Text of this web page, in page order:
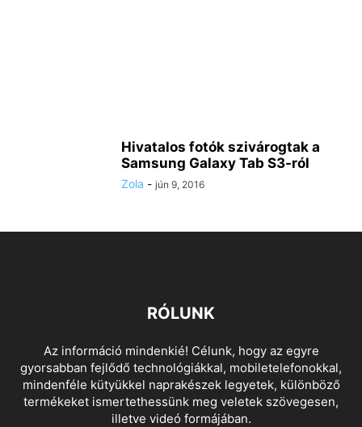
Hivatalos fotók szivárogtak a
Samsung Galaxy Tab S3-ról
Zola - jún 9, 2016
RÓLUNK
Az információ mindenkié! Célunk, hogy az egyre
gyorsabban fejlődő technológiákkal, mobiletelefonokkal,
mindenféle kütyükkel naprakészek legyetek, különböző
termékeket ismertethessünk meg veletek szövegesen,
illetve videó formájában.